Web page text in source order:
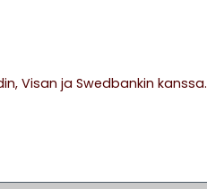
Visan ja Swedbankin kanssa.